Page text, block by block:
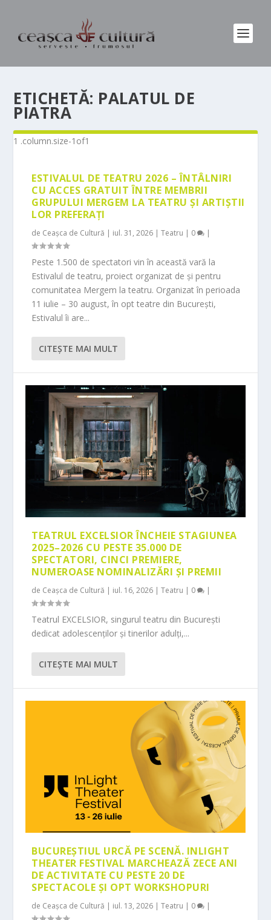
ETICHETĂ: PALATUL DE
PIATRA
ESTIVALUL DE TEATRU 2026 – ÎNTÂLNIRI
CU ACCES GRATUIT ÎNTRE MEMBRII
GRUPULUI MERGEM LA TEATRU ȘI ARTIȘTII
LOR PREFERAȚI
de Ceașca de Cultură | iul. 31, 2026 |Teatru | 0 |
Peste 1.500 de spectatori vin în această vară la
Estivalul de teatru, proiect organizat de și pentru
comunitatea Mergem la teatru. Organizat în perioada
11 iulie – 30 august, în opt teatre din București,
Estivalul îi are...
CITEŞTE MAI MULT
TEATRUL EXCELSIOR ÎNCHEIE STAGIUNEA
2025–2026 CU PESTE 35.000 DE
SPECTATORI, CINCI PREMIERE,
NUMEROASE NOMINALIZĂRI ȘI PREMII
de Ceașca de Cultură | iul. 16, 2026 |Teatru | 0 |
Teatrul EXCELSIOR, singurul teatru din București
dedicat adolescenților și tinerilor adulți,...
CITEŞTE MAI MULT
BUCUREȘTIUL URCĂ PE SCENĂ. INLIGHT
THEATER FESTIVAL MARCHEAZĂ ZECE ANI
DE ACTIVITATE CU PESTE 20 DE
SPECTACOLE ȘI OPT WORKSHOPURI
de Ceașca de Cultură | iul. 13, 2026 |Teatru | 0 |